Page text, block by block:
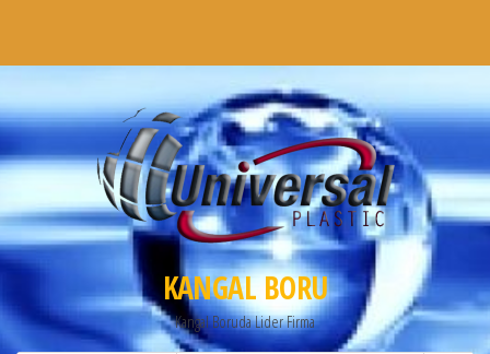
KANGAL BORU
Kangal Boruda Lider Firma